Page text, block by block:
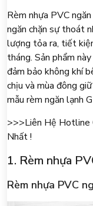
Rèm nhựa PVC
ngăn chặn sự thoát
lượng tỏa ra, tiết
tháng. Sản phẩm
đảm bảo không khí
chịu và mùa đông
mẫu rèm ngăn lạnh
>>>Liên Hệ
Nhất !
1. Rèm nhựa
Rèm nhựa PVC